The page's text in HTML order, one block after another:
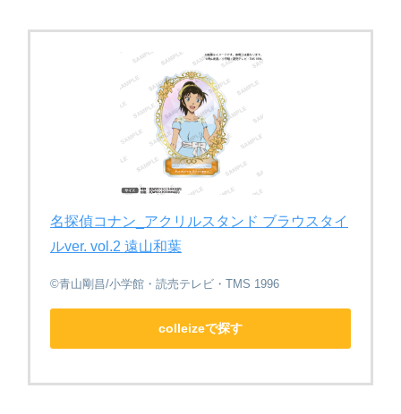
名探偵コナン_アクリルスタンド ブラウスタイ
ルver. vol.2 遠山和葉
©青山剛昌/小学館・読売テレビ・TMS 1996
colleizeで探す